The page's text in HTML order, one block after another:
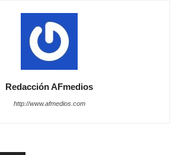
Redacción AFmedios
http://www.afmedios.com